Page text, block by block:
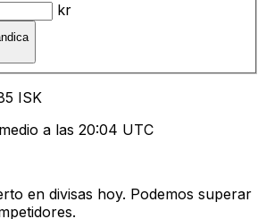
kr
ISK
a las 20:04 UTC
en divisas hoy. Podemos superar